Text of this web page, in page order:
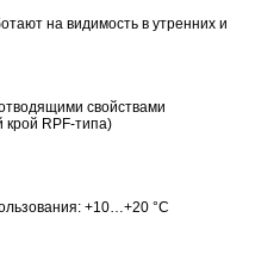
на видимость в утренних и
свойствами
крой RPF-типа)
+10…+20 °C